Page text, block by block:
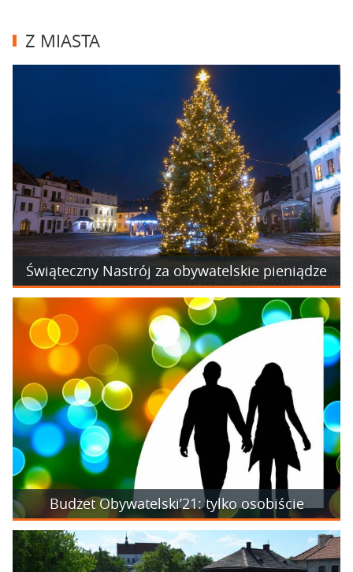
Z MIASTA
Świąteczny Nastrój za obywatelskie pieniądze
Budżet Obywatelski’21: tylko osobiście